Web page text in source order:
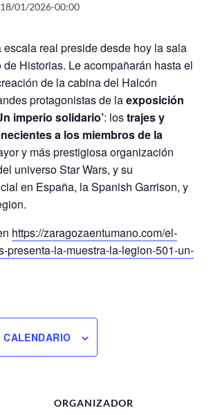
18/01/2026-00:00
escala real preside desde hoy la sala
Historias. Le acompañarán hasta el
de la cabina del Halcón
protagonistas de laexposición
imperio solidario’: lostrajes y
a los miembros de la
y más prestigiosa organización
universo Star Wars, y su
en España, la Spanish Garrison, y
https://zaragozaentumano.com/el-
presenta-la-muestra-la-legion-501-un-
ORGANIZADOR